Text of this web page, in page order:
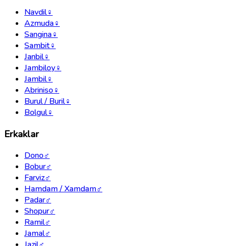
Navdil♀
Azmuda♀
Sangina♀
Sambit♀
Janbil♀
Jambiloy♀
Jambil♀
Abriniso♀
Burul / Buril♀
Bolgul♀
Erkaklar
Dono♂
Bobur♂
Farviz♂
Hamdam / Xamdam♂
Padar♂
Shopur♂
Ramil♂
Jamal♂